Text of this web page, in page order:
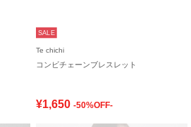
SALE
Te chichi
コンビチェーンブレスレット
¥1,650 -50%OFF-